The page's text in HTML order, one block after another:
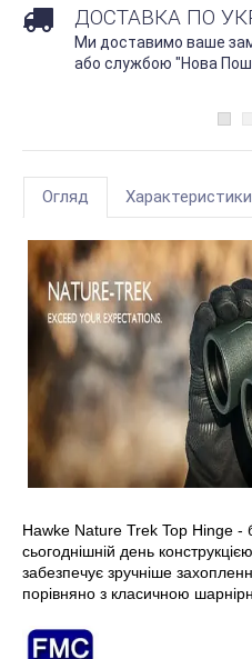
ДОСТАВКА ПО
Ми доставимо ваше
або службою "Нова
Огляд Характеристики
Hawke Nature Trek Top Hinge -
сьогоднішній день
забезпечує зручніше
порівняно з класичною